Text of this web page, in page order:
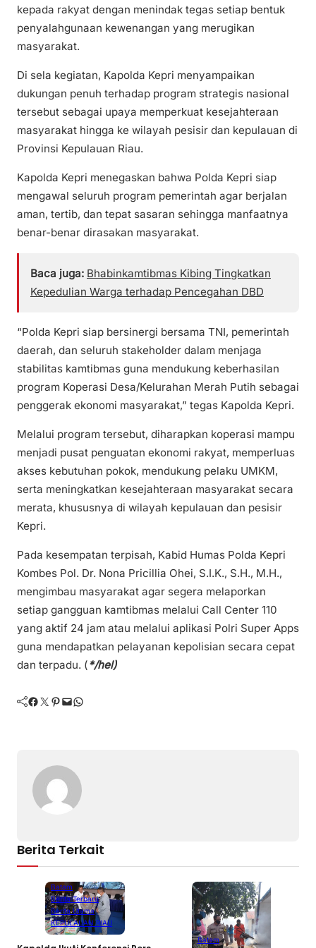
kepada rakyat dengan menindak tegas setiap bentuk
penyalahgunaan kewenangan yang merugikan
masyarakat.
Di sela kegiatan, Kapolda Kepri menyampaikan
dukungan penuh terhadap program strategis nasional
tersebut sebagai upaya memperkuat kesejahteraan
masyarakat hingga ke wilayah pesisir dan kepulauan di
Provinsi Kepulauan Riau.
Kapolda Kepri menegaskan bahwa Polda Kepri siap
mengawal seluruh program pemerintah agar berjalan
aman, tertib, dan tepat sasaran sehingga manfaatnya
benar-benar dirasakan masyarakat.
Baca juga: Bhabinkamtibmas Kibing Tingkatkan
Kepedulian Warga terhadap Pencegahan DBD
“Polda Kepri siap bersinergi bersama TNI, pemerintah
daerah, dan seluruh stakeholder dalam menjaga
stabilitas kamtibmas guna mendukung keberhasilan
program Koperasi Desa/Kelurahan Merah Putih sebagai
penggerak ekonomi masyarakat,” tegas Kapolda Kepri.
Melalui program tersebut, diharapkan koperasi mampu
menjadi pusat penguatan ekonomi rakyat, memperluas
akses kebutuhan pokok, mendukung pelaku UMKM,
serta meningkatkan kesejahteraan masyarakat secara
merata, khususnya di wilayah kepulauan dan pesisir
Kepri.
Pada kesempatan terpisah, Kabid Humas Polda Kepri
Kombes Pol. Dr. Nona Pricillia Ohei, S.I.K., S.H., M.H.,
mengimbau masyarakat agar segera melaporkan
setiap gangguan kamtibmas melalui Call Center 110
yang aktif 24 jam atau melalui aplikasi Polri Super Apps
guna mendapatkan pelayanan kepolisian secara cepat
dan terpadu. (*/hel)
Facebook Twitter Pinterest Mail WhatsApp
Berita Terkait
Batam
Berita Terbaru
Berita Utama
KEPULAUAN RIAU
Batam